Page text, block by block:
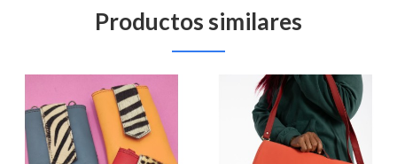
Productos similares